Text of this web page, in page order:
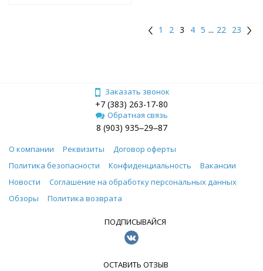
1 2 3 4 5 ... 22 23
Заказать звонок
+7 (383) 263-17-80
Обратная связь
8 (903) 935‒29‒87
О компании Реквизиты
Договор оферты
Политика безопасности
Конфиденциальность
Вакансии
Новости
Соглашение на обработку персональных данных
Обзоры
Политика возврата
ПОДПИСЫВАЙСЯ
ОСТАВИТЬ ОТЗЫВ